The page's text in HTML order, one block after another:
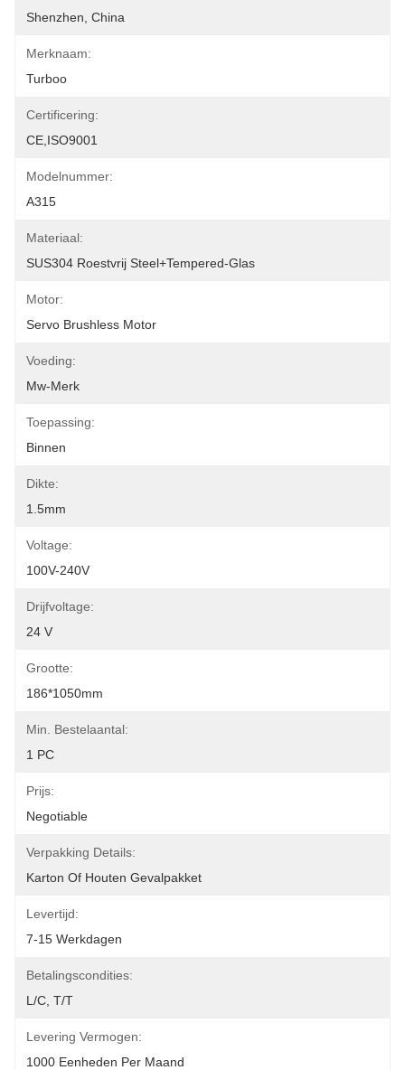
Shenzhen, China
Merknaam:
Turboo
Certificering:
CE,ISO9001
Modelnummer:
A315
Materiaal:
SUS304 Roestvrij Steel+Tempered-Glas
Motor:
Servo Brushless Motor
Voeding:
Mw-Merk
Toepassing:
Binnen
Dikte:
1.5mm
Voltage:
100V-240V
Drijfvoltage:
24 V
Grootte:
186*1050mm
Min. Bestelaantal:
1 PC
Prijs:
Negotiable
Verpakking Details:
Karton Of Houten Gevalpakket
Levertijd:
7-15 Werkdagen
Betalingscondities:
L/C, T/T
Levering Vermogen:
1000 Eenheden Per Maand